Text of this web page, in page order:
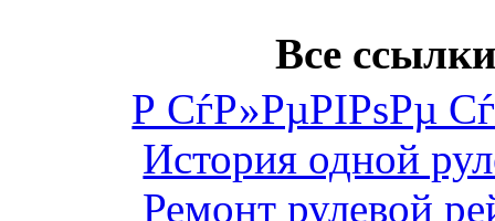
Все
Р СѓР»РµРІРѕРµ
История одной
Ремонт рулевой